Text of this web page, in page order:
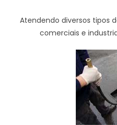
Atendendo diversos tipos
comerciais e